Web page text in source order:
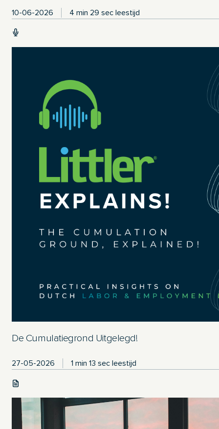
10-06-2026 4 min 29 sec leestijd
De Cumulatiegrond Uitgelegd!
27-05-2026 1 min 13 sec leestijd